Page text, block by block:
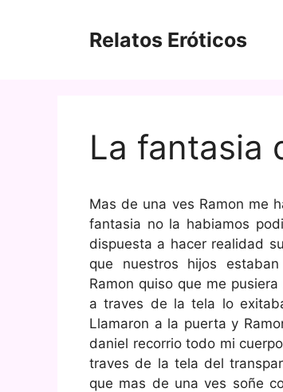
Relatos Eróticos
La fantasia
Mas de una ves Ramon me
fantasia no la habiamos
dispuesta a hacer realidad
que nuestros hijos
Ramon quiso que me
a traves de la tela lo
Llamaron a la puerta y
daniel recorrio todo mi
traves de la tela del
que mas de una ves soñe